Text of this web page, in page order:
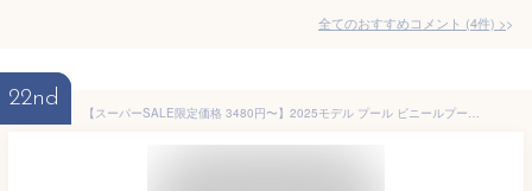
全てのおすすめコメント (4件) >
22nd
【スーパーSALE限定価格 3480円〜】2025モデル プール ビニールプール 大型 空気入れセット 家庭用プール ファミリープール 大型プール キッズプール ガーデンプール レジャープール エアープール プレイプール 子供 屋外用 ビッグサイズ ワイドサイズ 折りたたみ 送料無料